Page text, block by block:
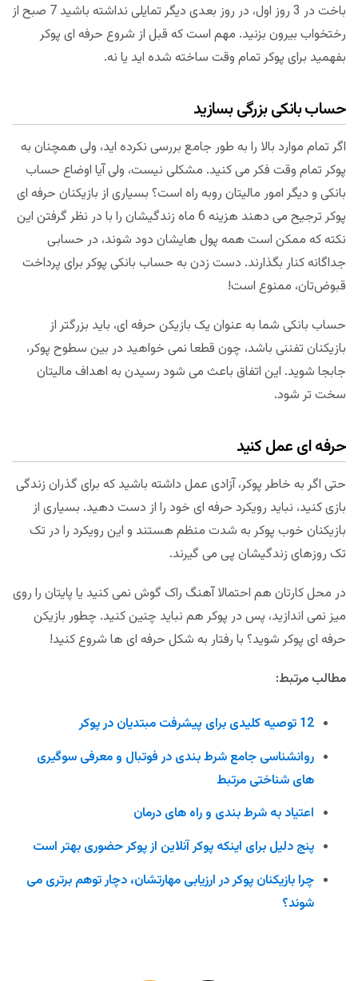
باخت در 3 روز اول، در روز بعدی دیگر تمایلی نداشته باشید 7 صبح از
رختخواب بیرون بزنید. مهم است که قبل از شروع حرفه ای پوکر
بفهمید برای پوکر تمام وقت ساخته شده اید یا نه.
حساب بانکی بزرگی بسازید
اگر تمام موارد بالا را به طور جامع بررسی نکرده اید، ولی همچنان به
پوکر تمام وقت فکر می کنید. مشکلی نیست، ولی آیا اوضاع حساب
بانکی و دیگر امور مالیتان روبه راه است؟ بسیاری از بازیکنان حرفه ای
پوکر ترجیح می دهند هزینه 6 ماه زندگیشان را با در نظر گرفتن این
نکته که ممکن است همه پول هایشان دود شوند، در حسابی
جداگانه کنار بگذارند. دست زدن به حساب بانکی پوکر برای پرداخت
قبوض‌تان، ممنوع است!
حساب بانکی شما به عنوان یک بازیکن حرفه ای، باید بزرگتر از
بازیکنان تفننی باشد، چون قطعا نمی خواهید در بین سطوح پوکر،
جابجا شوید. این اتفاق باعث می شود رسیدن به اهداف مالیتان
سخت تر شود.
حرفه ای عمل کنید
حتی اگر به خاطر پوکر، آزادی عمل داشته باشید که برای گذران زندگی
بازی کنید، نباید رویکرد حرفه ای خود را از دست دهید. بسیاری از
بازیکنان خوب پوکر به شدت منظم هستند و این رویکرد را در تک
تک روزهای زندگیشان پی می گیرند.
در محل کارتان هم احتمالا آهنگ راک گوش نمی کنید یا پایتان را روی
میز نمی اندازید، پس در پوکر هم نباید چنین کنید. چطور بازیکن
حرفه ای پوکر شوید؟ با رفتار به شکل حرفه ای ها شروع کنید!
مطالب مرتبط:
12 توصیه کلیدی برای پیشرفت مبتدیان در پوکر
روانشناسی جامع شرط بندی در فوتبال و معرفی سوگیری
های شناختی مرتبط
اعتیاد به شرط بندی و راه های درمان
پنج دلیل برای اینکه پوکر آنلاین از پوکر حضوری بهتر است
چرا بازیکنان پوکر در ارزیابی مهارتشان، دچار توهم برتری می
شوند؟